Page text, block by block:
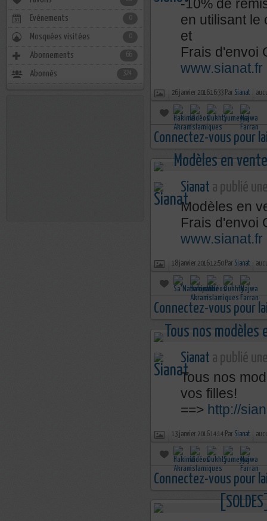
-10% de
en utilisant le
et
Frais d'envoi
www.sianat.fr
26 janvier 2016 16:33 Par Sianat
Connectez-vous pour
Sianat a publié
Modèles en
Frais d'envoi
www.sianat.fr
18 janvier 2016 12:50 Par Sianat
Connectez-vous pour
Sianat a publié
Tous nos
vos filles!
==> http://
13 janvier 2016 14:14 Par Sianat
Connectez-vous pour
Evénements
Mosquées visitées
Abonnements
Abonnés 324